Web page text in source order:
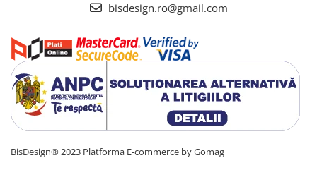
bisdesign.ro@gmail.com
BisDesign® 2023 Platforma E-commerce by Gomag